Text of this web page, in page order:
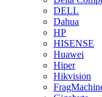
DELL
Dahua
HP
HISENSE
Huawei
Hiper
Hikvision